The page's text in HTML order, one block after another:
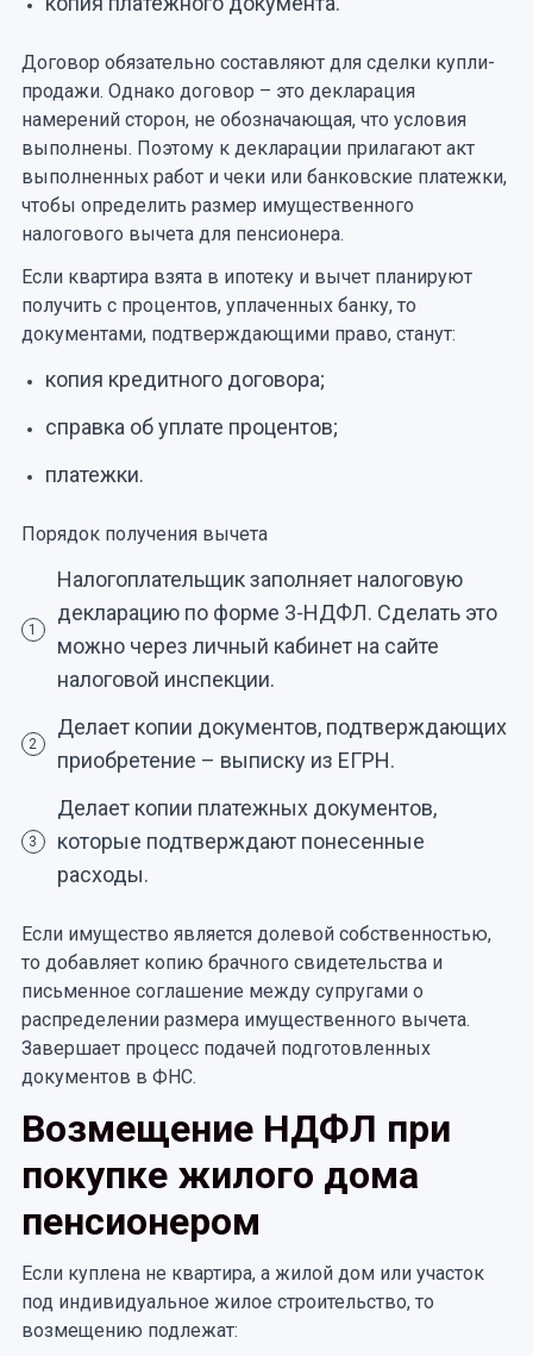
Договор обязательно составляют для сделки купли-
продажи. Однако договор – это декларация
намерений сторон, не обозначающая, что условия
выполнены. Поэтому к декларации прилагают акт
выполненных работ и чеки или банковские платежки,
чтобы определить размер имущественного
налогового вычета для пенсионера.
Если квартира взята в ипотеку и вычет планируют
получить с процентов, уплаченных банку, то
документами, подтверждающими право, станут:
копия кредитного договора;
справка об уплате процентов;
платежки.
Порядок получения вычета
1
Налогоплательщик заполняет налоговую
декларацию по форме 3-НДФЛ. Сделать это
можно через личный кабинет на сайте
налоговой инспекции.
2
Делает копии документов, подтверждающих
приобретение – выписку из ЕГРН.
3
Делает копии платежных документов,
которые подтверждают понесенные
расходы.
Если имущество является долевой собственностью,
то добавляет копию брачного свидетельства и
письменное соглашение между супругами о
распределении размера имущественного вычета.
Завершает процесс подачей подготовленных
документов в ФНС.
Возмещение НДФЛ при
покупке жилого дома
пенсионером
Если куплена не квартира, а жилой дом или участок
под индивидуальное жилое строительство, то
возмещению подлежат: